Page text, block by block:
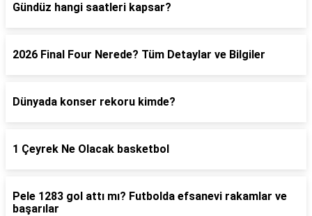
Gündüz hangi saatleri kapsar?
2026 Final Four Nerede? Tüm Detaylar ve Bilgiler
Dünyada konser rekoru kimde?
1 Çeyrek Ne Olacak basketbol
Pele 1283 gol attı mı? Futbolda efsanevi rakamlar ve
başarılar